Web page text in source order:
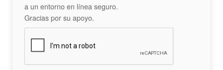
a un entorno en línea seguro.
Gracias por su apoyo.